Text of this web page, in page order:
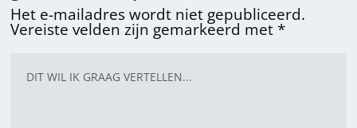
Het e-mailadres wordt niet gepubliceerd.
Vereiste velden zijn gemarkeerd met *